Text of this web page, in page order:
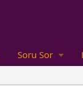
Soru Sor